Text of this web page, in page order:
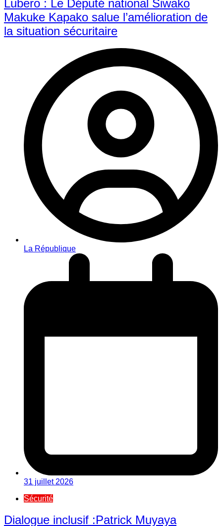
Lubero : Le Député national Siwako
Makuke Kapako salue l’amélioration de
la situation sécuritaire
La République
31 juillet 2026
Sécurité
Dialogue inclusif :Patrick Muyaya